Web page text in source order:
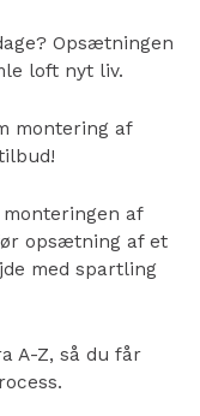
Opsætningen
loft nyt liv.
montering af
af
opsætning af et
med spartling
A-Z, så du får